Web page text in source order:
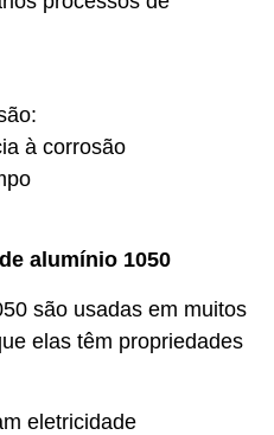
à corrosão
alumínio 1050
são usadas em muitos
elas têm propriedades
eletricidade